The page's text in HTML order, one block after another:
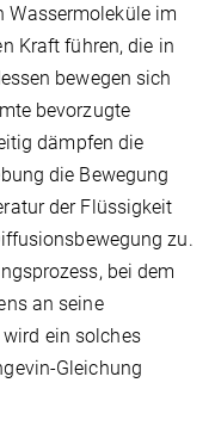
Wassermoleküle im
Kraft führen, die in
bewegen sich
bevorzugte
dämpfen die
die Bewegung
der Flüssigkeit
zu.
bei dem
an seine
ein solches
Gleichung